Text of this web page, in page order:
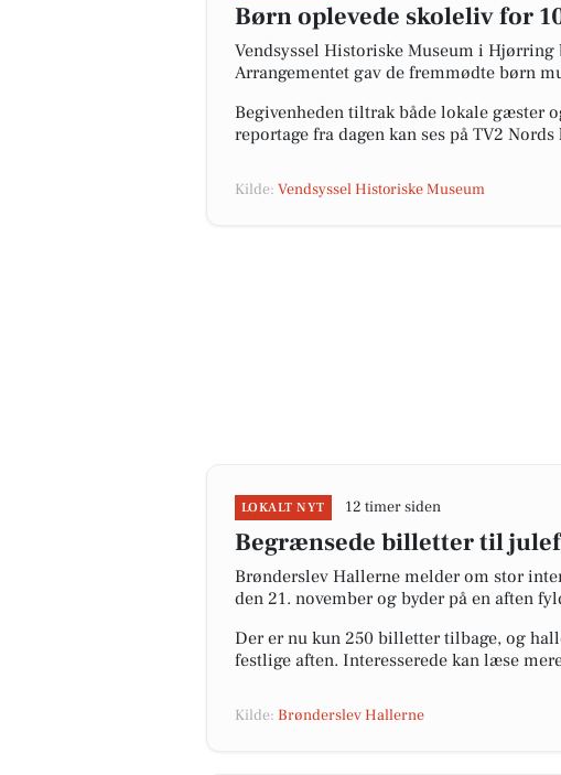
Børn oplevede skoleliv for
Vendsyssel Historiske Museum i
Arrangementet gav de fremmødte børn
Begivenheden tiltrak både lokale gæster
reportage fra dagen kan ses på TV2
Kilde: Vendsyssel Historiske Museum
LOKALT NYT 12 timer siden
Begrænsede billetter til
Brønderslev Hallerne melder om stor
den 21. november og byder på en aften
Der er nu kun 250 billetter tilbage, og
festlige aften. Interesserede kan læse
Kilde: Brønderslev Hallerne